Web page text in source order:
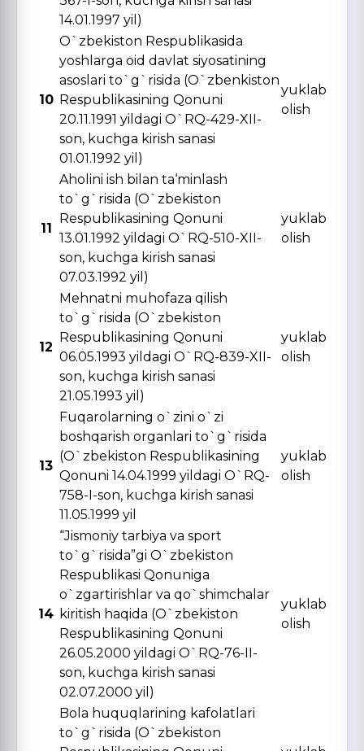
14.01.1997 yil)
10
O`zbekiston Respublikasida
yoshlarga oid davlat siyosatining
asoslari to`g`risida (O`zbenkiston
Respublikasining Qonuni
20.11.1991 yildagi O`RQ-429-XII-
son, kuchga kirish sanasi
01.01.1992 yil)
yuklab
olish
11
Aholini ish bilan ta‘minlash
to`g`risida (O`zbekiston
Respublikasining Qonuni
13.01.1992 yildagi O`RQ-510-XII-
son, kuchga kirish sanasi
07.03.1992 yil)
yuklab
olish
12
Mehnatni muhofaza qilish
to`g`risida (O`zbekiston
Respublikasining Qonuni
06.05.1993 yildagi O`RQ-839-XII-
son, kuchga kirish sanasi
21.05.1993 yil)
yuklab
olish
13
Fuqarolarning o`zini o`zi
boshqarish organlari to`g`risida
(O`zbekiston Respublikasining
Qonuni 14.04.1999 yildagi O`RQ-
758-I-son, kuchga kirish sanasi
11.05.1999 yil
yuklab
olish
14
“Jismoniy tarbiya va sport
to`g`risida”gi O`zbekiston
Respublikasi Qonuniga
o`zgartirishlar va qo`shimchalar
kiritish haqida (O`zbekiston
Respublikasining Qonuni
26.05.2000 yildagi O`RQ-76-II-
son, kuchga kirish sanasi
02.07.2000 yil)
yuklab
olish
Bola huquqlarining kafolatlari
to`g`risida (O`zbekiston